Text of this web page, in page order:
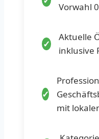
Vorwahl
Aktuelle
inklusive
mit